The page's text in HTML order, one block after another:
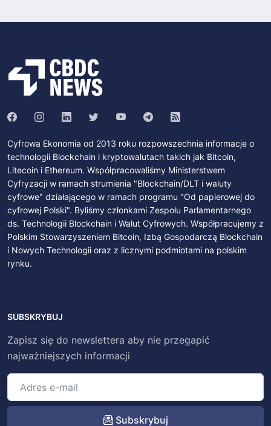
Cyfrowa Ekonomia od 2013 roku rozpowszechnia informacje o
technologii Blockchain i kryptowalutach takich jak Bitcoin,
Litecoin i Ethereum. Współpracowaliśmy Ministerstwem
Cyfryzacji w ramach strumienia "Blockchain/DLT i waluty
cyfrowe" działającego w ramach programu "Od papierowej do
cyfrowej Polski". Byliśmy członkami Zespołu Parlamentarnego
ds. Technologii Blockchain i Walut Cyfrowych. Współpracujemy z
Polskim Stowarzyszeniem Bitcoin, Izbą Gospodarczą Blockchain
i Nowych Technologii oraz z licznymi podmiotami na polskim
rynku.
SUBSKRYBUJ
Zapisz się do newslettera aby nie przegapić
najważniejszych informacji
Subskrybuj